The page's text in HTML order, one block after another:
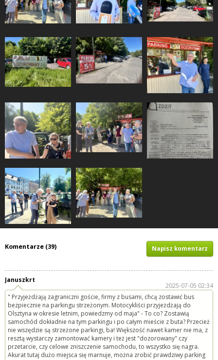
Komentarze (39) Napisz komentarz
Januszkrt
2025-07-05 02:34
" Przyjeżdżają zagraniczni goście, firmy z busami, chcą zostawić bus
bezpiecznie na parkingu strzeżonym. Motocykliści przyjeżdżają do
Olsztyna w okresie letnim, powiedzmy od maja" - To co? Zostawią
samochód dokładnie na tym parkingu i po całym mieście z buta? Przecież
nie wszędzie są strzeżone parkingi, ba! Większość nawet kamer nie ma, z
resztą wystarczy zamontować kamery i też jest "dozorowany" czy
przetarcie, czy celowe zniszczenie samochodu, to wszystko się nagra.
Akurat tutaj dużo miejsca się marnuje, można zrobić prawdziwy parking